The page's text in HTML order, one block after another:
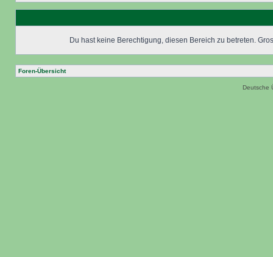
Du hast keine Berechtigung, diesen Bereich zu betreten.
Foren-Übersicht
Deutsche